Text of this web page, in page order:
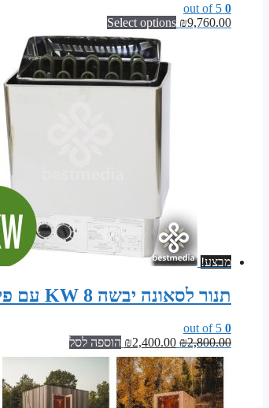
0
₪9,760.00
Select options
מבצע!
תנור לסאונה יבשה 8 KW עם פיקוד עצמי (גוף נירוסטה)
0
₪2,800.00
המחיר
המקורי
היה:
₪2,800.00.
₪2,400.00
המחיר
הנוכחי
הוא:
₪2,400.00.
הוספה לסל